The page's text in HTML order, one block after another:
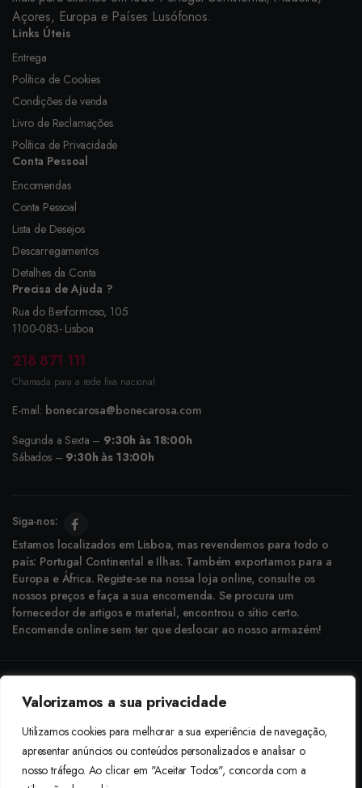
Valorizamos a sua privacidade
Utilizamos cookies para melhorar a sua experiência de navegação,
apresentar anúncios ou conteúdos personalizados e analisar o
nosso tráfego. Ao clicar em "Aceitar Todos", concorda com a
Açores, Europa e Países Lusófonos.
Links Úteis
Entrega
Política de Cookies
Condições de venda
Livro de Reclamações
Política de Privacidade
Conta Pessoal
Encomendas
Conta Pessoal
Lista de Desejos
Descarregamentos
Detalhes da Conta
Precisa de Ajuda ?
Rua do Benformoso, 105
1100-083- Lisboa
218 871 111
Chamada para a rede fixa nacional
E-mail: bonecarosa@bonecarosa.com
Segunda a Sexta – 9:30h às 18:00h
Sábados – 9:30h às 13:00h
Siga-nos:
Estamos localizados em Lisboa, mas revendemos para todo o
país: Portugal Continental e Ilhas. Também exportamos para a
Europa e África. Registe-se na nossa loja online, consulte os
nossos preços e faça a sua encomenda. Se procura um
fornecedor de artigos e material, encontrou o sítio certo.
Encomende online sem ter que deslocar ao nosso armazém!
Aceitamos: Transferência Bancária e Envio à Cobrança